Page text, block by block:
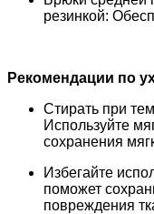
резинкой:
Рекомендации по
Стирать при
Используйте
сохранения
Избегайте
поможет
повреждения